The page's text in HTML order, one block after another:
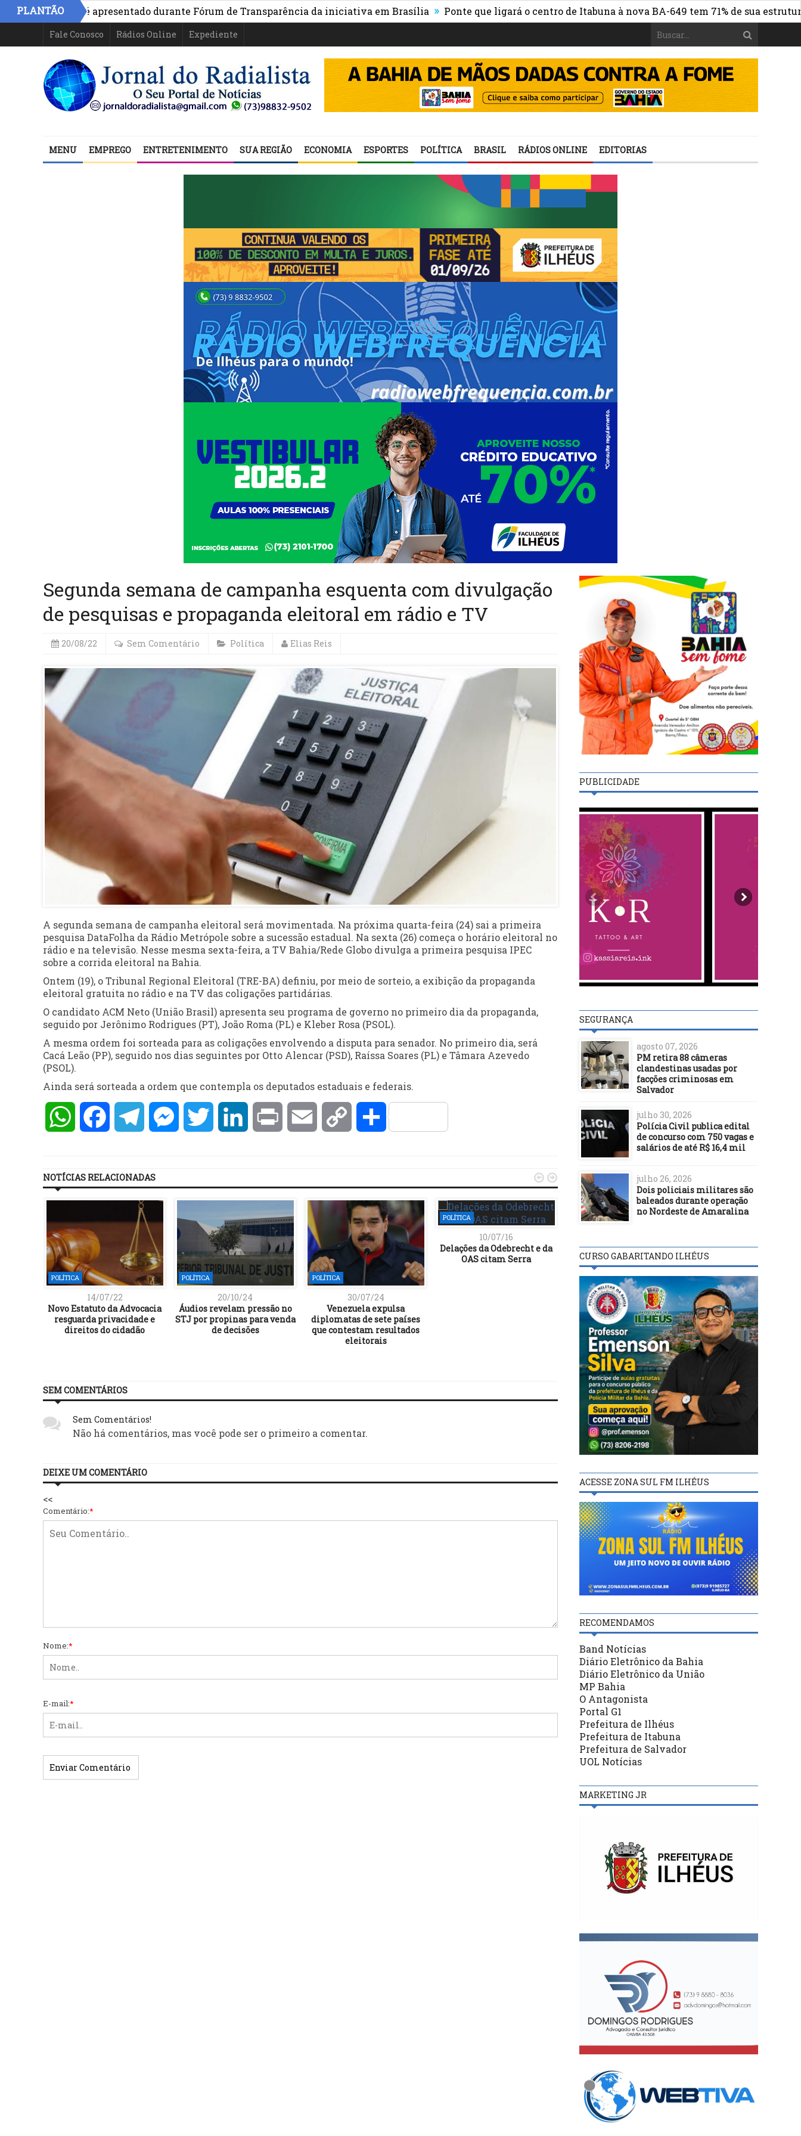
PLANTÃO
Bahia é apresentado durante Fórum de Transparência da iniciativa em Brasília » Ponte que ligará o centro de Itabuna à nova BA-649 tem 71% de sua estrutura de
Fale Conosco Rádios Online Expediente
MENU EMPREGO ENTRETENIMENTO SUA REGIÃO ECONOMIA ESPORTES POLÍTICA BRASIL RÁDIOS ONLINE EDITORIAS
Segunda semana de campanha esquenta com divulgação
de pesquisas e propaganda eleitoral em rádio e TV
20/08/22 Sem Comentário Política Elias Reis
A segunda semana de campanha eleitoral será movimentada. Na próxima quarta-feira (24) sai a primeira
pesquisa DataFolha da Rádio Metrópole sobre a sucessão estadual. Na sexta (26) começa o horário eleitoral no
rádio e na televisão. Nesse mesma sexta-feira, a TV Bahia/Rede Globo divulga a primeira pesquisa IPEC
sobre a corrida eleitoral na Bahia.
Ontem (19), o Tribunal Regional Eleitoral (TRE-BA) definiu, por meio de sorteio, a exibição da propaganda
eleitoral gratuita no rádio e na TV das coligações partidárias.
O candidato ACM Neto (União Brasil) apresenta seu programa de governo no primeiro dia da propaganda,
seguido por Jerônimo Rodrigues (PT), João Roma (PL) e Kleber Rosa (PSOL).
A mesma ordem foi sorteada para as coligações envolvendo a disputa para senador. No primeiro dia, será
Cacá Leão (PP), seguido nos dias seguintes por Otto Alencar (PSD), Raíssa Soares (PL) e Tâmara Azevedo
(PSOL).
Ainda será sorteada a ordem que contempla os deputados estaduais e federais.
WhatsAppFacebookTelegramMessengerTwitter LinkedInPrint Email Copy Compartilhar
NOTÍCIAS RELACIONADAS
POLÍTICA
14/07/22
Novo Estatuto da Advocacia
resguarda privacidade e
direitos do cidadão
POLÍTICA
20/10/24
Áudios revelam pressão no
STJ por propinas para venda
de decisões
POLÍTICA
30/07/24
Venezuela expulsa
diplomatas de sete países
que contestam resultados
eleitorais
POLÍTICA
10/07/16
Delações da Odebrecht e da
OAS citam Serra
POLÍTICA
24/03/24
*Reuniões discutem eixos
temáticos do Plano Diretor
de Ilhéus; população pode
enviar sugestões até 15 de
abril*
POLÍTICA
06/10/23
Governador descarta
motivação política
assassinato de
 
SEM COMENTÁRIOS
Sem Comentários!
Não há comentários, mas você pode ser o primeiro a comentar.
DEIXE UM COMENTÁRIO
<<
Comentário:*
Nome:*
E-mail:*
PUBLICIDADE
SEGURANÇA
agosto 07, 2026
PM retira 88 câmeras
clandestinas usadas por
facções criminosas em
Salvador
julho 30, 2026
Polícia Civil publica edital
de concurso com 750 vagas e
salários de até R$ 16,4 mil
julho 26, 2026
Dois policiais militares são
baleados durante operação
no Nordeste de Amaralina
CURSO GABARITANDO ILHÉUS
ACESSE ZONA SUL FM ILHÉUS
RECOMENDAMOS
Band Notícias
Diário Eletrônico da Bahia
Diário Eletrônico da União
MP Bahia
O Antagonista
Portal G1
Prefeitura de Ilhéus
Prefeitura de Itabuna
Prefeitura de Salvador
UOL Notícias
MARKETING JR